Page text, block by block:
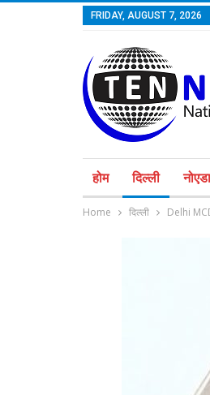
FRIDAY, AUGUST 7, 2026
होम दिल्ली नोएडा
Home दिल्ली Delhi